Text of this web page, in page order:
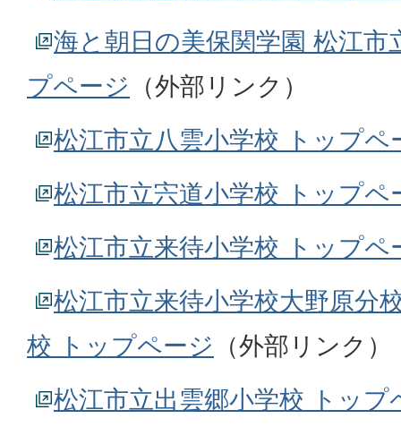
海と朝日の美保関学園 松江市
プページ （外部リンク）
松江市立八雲小学校 トップペ
松江市立宍道小学校 トップペ
松江市立来待小学校 トップペ
松江市立来待小学校大野原分
校 トップページ （外部リンク）
松江市立出雲郷小学校 トップ